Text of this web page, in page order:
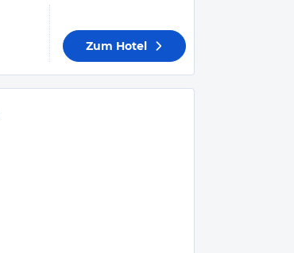
Zum Hotel